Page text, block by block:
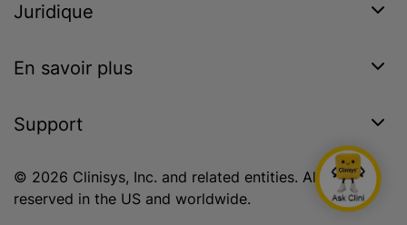
Juridique
En savoir plus
Support
© 2026 Clinisys, Inc. and related entities. All rights
reserved in the US and worldwide.